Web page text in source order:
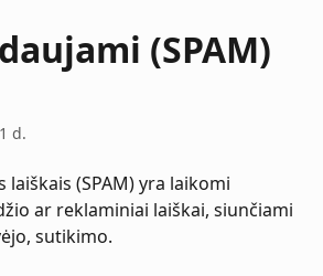
(SPAM)
d.
laiškais (SPAM) yra laikomi
ar reklaminiai laiškai, siunčiami
sutikimo.